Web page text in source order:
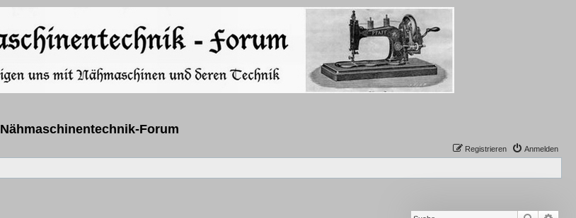
Nähmaschinentechnik-Forum
Anmelden
Registrieren